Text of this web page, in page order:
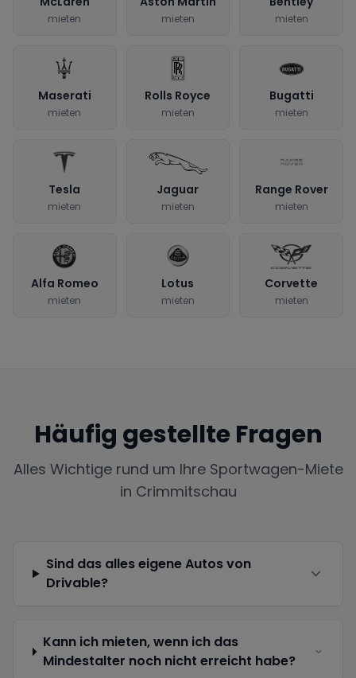
mieten mieten mieten
Maserati
mieten
Rolls Royce
mieten
Bugatti
mieten
Tesla
mieten
Jaguar
mieten
Range Rover
mieten
Alfa Romeo
mieten
Lotus
mieten
Corvette
mieten
Häufig gestellte Fragen
Alles Wichtige rund um Ihre Sportwagen-Miete
in Crimmitschau
Sind das alles eigene Autos von
Drivable?
Kann ich mieten, wenn ich das
Mindestalter noch nicht erreicht habe?